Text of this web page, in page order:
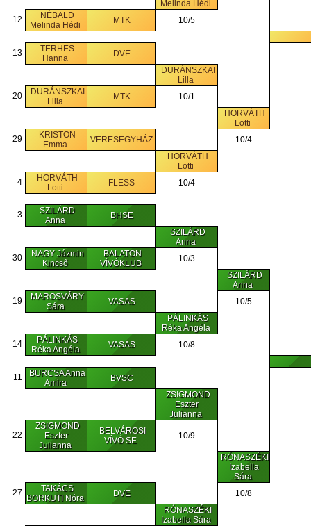
Melinda Hédi
12
NÉBALD
Melinda Hédi
MTK 10/5
13
TERHES
Hanna
DVE
DURÁNSZKAI
Lilla
20
DURÁNSZKAI
Lilla
MTK
10/1
HORVÁTH
Lotti
29
KRISTON
Emma
VERESEGYHÁZ
10/4
HORVÁTH
Lotti
4
HORVÁTH
Lotti
FLESS 10/4
3
SZILÁRD
Anna
BHSE
SZILÁRD
Anna
30
NAGY Jázmin
Kincső
BALATON
VÍVÓKLUB
10/3
SZILÁRD
Anna
19
MAROSVÁRY
Sára
VASAS
10/5
PÁLINKÁS
Réka Angéla
14
PÁLINKÁS
Réka Angéla
VASAS 10/8
11
BURCSA Anna
Amira
BVSC
ZSIGMOND
Eszter
Julianna
22
ZSIGMOND
Eszter
Julianna
BELVÁROSI
VÍVÓ SE
10/9
RÓNASZÉKI
Izabella
Sára
27
TAKÁCS
BORKUTI Nóra
DVE
10/8
RÓNASZÉKI
Izabella Sára